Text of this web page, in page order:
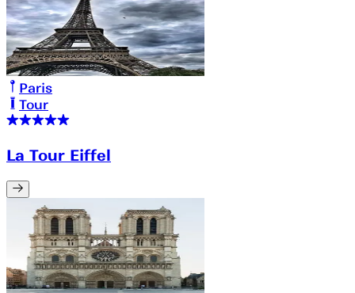
Paris
Tour
La Tour Eiffel